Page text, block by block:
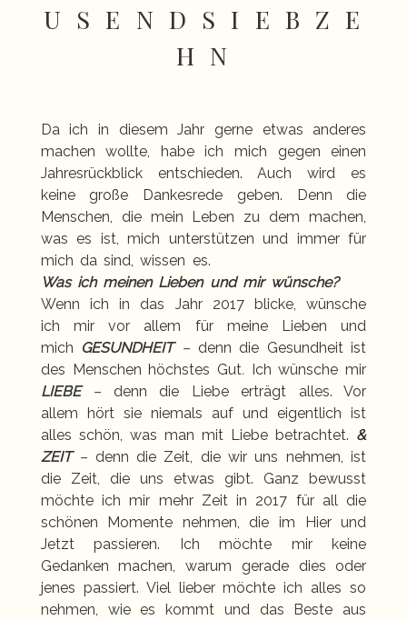
U S E N D S I E B Z E
H N
Da ich in diesem Jahr gerne etwas anderes
machen wollte, habe ich mich gegen einen
Jahresrückblick entschieden. Auch wird es
keine große Dankesrede geben. Denn die
Menschen, die mein Leben zu dem machen,
was es ist, mich unterstützen und immer für
mich da sind, wissen es.
Was ich meinen Lieben und mir wünsche?
Wenn ich in das Jahr 2017 blicke, wünsche
ich mir vor allem für meine Lieben und
mich GESUNDHEIT– denn die Gesundheit ist
des Menschen höchstes Gut. Ich wünsche mir
LIEBE– denn die Liebe erträgt alles. Vor
allem hört sie niemals auf und eigentlich ist
alles schön, was man mit Liebe betrachtet. &
ZEIT– denn die Zeit, die wir uns nehmen, ist
die Zeit, die uns etwas gibt. Ganz bewusst
möchte ich mir mehr Zeit in 2017 für all die
schönen Momente nehmen, die im Hier und
Jetzt passieren. Ich möchte mir keine
Gedanken machen, warum gerade dies oder
jenes passiert. Viel lieber möchte ich alles so
nehmen, wie es kommt und das Beste aus